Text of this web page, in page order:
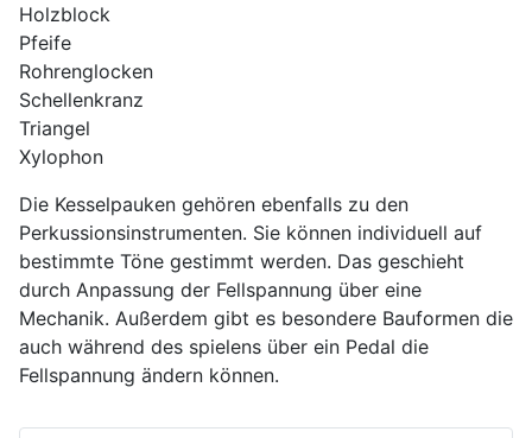
Holzblock
Pfeife
Rohrenglocken
Schellenkranz
Triangel
Xylophon
Die Kesselpauken gehören ebenfalls zu den
Perkussionsinstrumenten. Sie können individuell auf
bestimmte Töne gestimmt werden. Das geschieht
durch Anpassung der Fellspannung über eine
Mechanik. Außerdem gibt es besondere Bauformen die
auch während des spielens über ein Pedal die
Fellspannung ändern können.